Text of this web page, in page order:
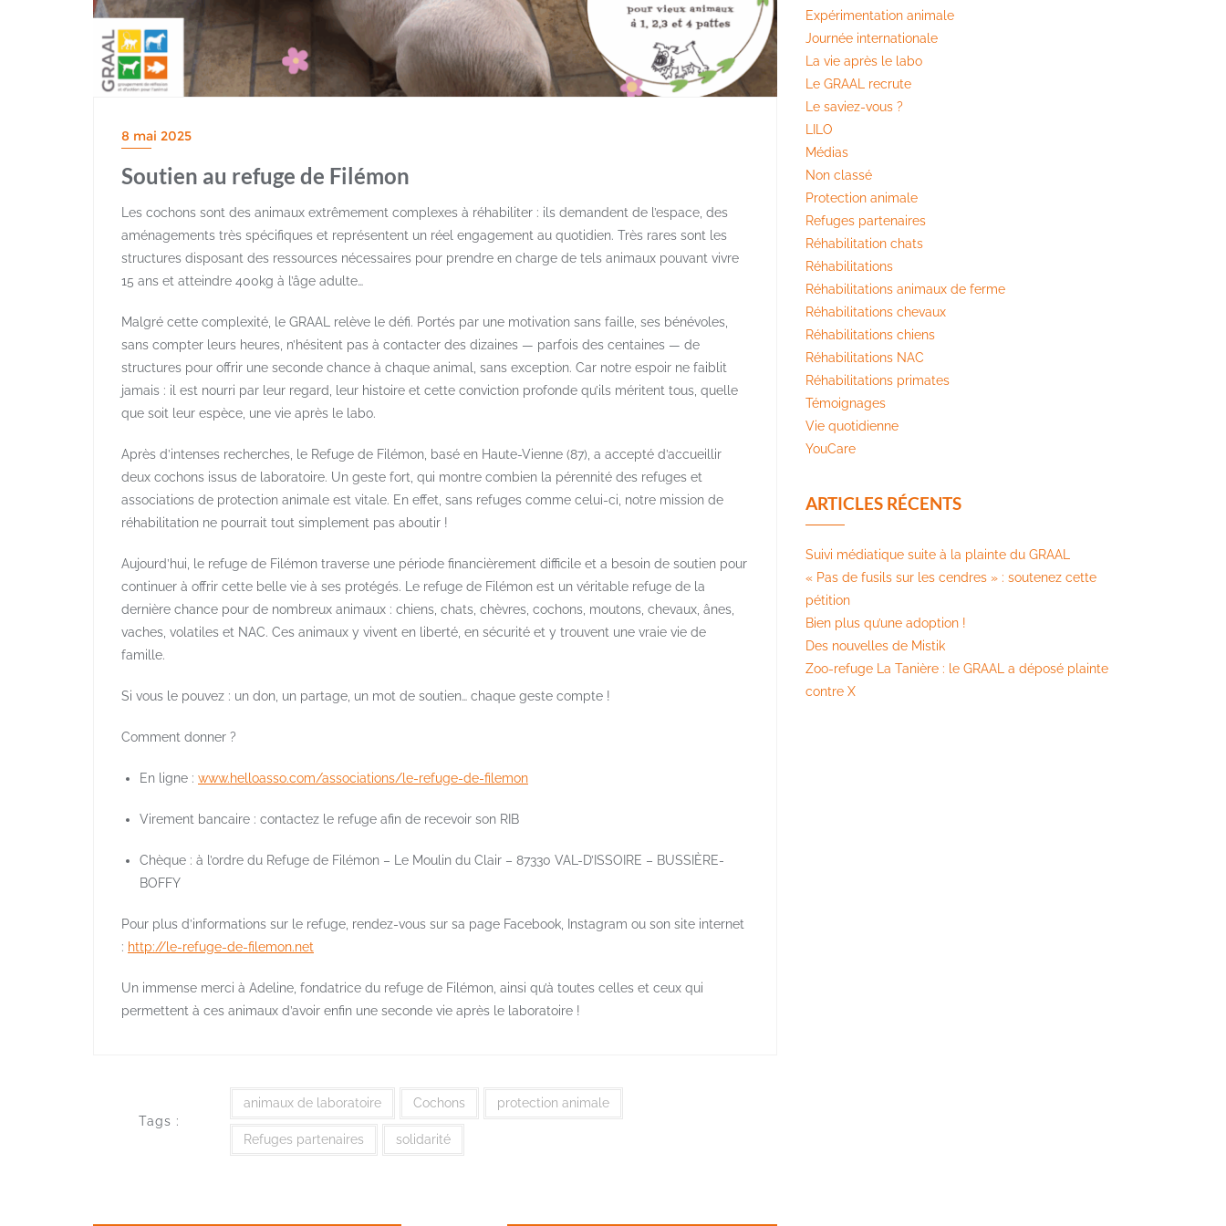
8 mai 2025
Soutien au refuge de Filémon
Les cochons sont des animaux extrêmement complexes à réhabiliter : ils demandent de l’espace, des
aménagements très spécifiques et représentent un réel engagement au quotidien. Très rares sont les
structures disposant des ressources nécessaires pour prendre en charge de tels animaux pouvant vivre
15 ans et atteindre 400kg à l’âge adulte…
Malgré cette complexité, le GRAAL relève le défi. Portés par une motivation sans faille, ses bénévoles,
sans compter leurs heures, n’hésitent pas à contacter des dizaines — parfois des centaines — de
structures pour offrir une seconde chance à chaque animal, sans exception. Car notre espoir ne faiblit
jamais : il est nourri par leur regard, leur histoire et cette conviction profonde qu’ils méritent tous, quelle
que soit leur espèce, une vie après le labo.
Après d’intenses recherches, le Refuge de Filémon, basé en Haute-Vienne (87), a accepté d’accueillir
deux cochons issus de laboratoire. Un geste fort, qui montre combien la pérennité des refuges et
associations de protection animale est vitale. En effet, sans refuges comme celui-ci, notre mission de
réhabilitation ne pourrait tout simplement pas aboutir !
Aujourd’hui, le refuge de Filémon traverse une période financièrement difficile et a besoin de soutien pour
continuer à offrir cette belle vie à ses protégés. Le refuge de Filémon est un véritable refuge de la
dernière chance pour de nombreux animaux : chiens, chats, chèvres, cochons, moutons, chevaux, ânes,
vaches, volatiles et NAC. Ces animaux y vivent en liberté, en sécurité et y trouvent une vraie vie de
famille.
Si vous le pouvez : un don, un partage, un mot de soutien… chaque geste compte !
Comment donner ?
En ligne : www.helloasso.com/associations/le-refuge-de-filemon
Virement bancaire : contactez le refuge afin de recevoir son RIB
Chèque : à l’ordre du Refuge de Filémon – Le Moulin du Clair – 87330 VAL-D’ISSOIRE – BUSSIÈRE-
BOFFY
Pour plus d’informations sur le refuge, rendez-vous sur sa page Facebook, Instagram ou son site internet
: http://le-refuge-de-filemon.net
Un immense merci à Adeline, fondatrice du refuge de Filémon, ainsi qu’à toutes celles et ceux qui
permettent à ces animaux d’avoir enfin une seconde vie après le laboratoire !
Tags :
animaux de laboratoire Cochons protection animale
Refuges partenaires solidarité
Expérimentation animale
Journée internationale
La vie après le labo
Le GRAAL recrute
Le saviez-vous ?
LILO
Médias
Non classé
Protection animale
Refuges partenaires
Réhabilitation chats
Réhabilitations
Réhabilitations animaux de ferme
Réhabilitations chevaux
Réhabilitations chiens
Réhabilitations NAC
Réhabilitations primates
Témoignages
Vie quotidienne
YouCare
ARTICLES RÉCENTS
Suivi médiatique suite à la plainte du GRAAL
« Pas de fusils sur les cendres » : soutenez cette
pétition​
Bien plus qu’une adoption !
Des nouvelles de Mistik
Zoo-refuge La Tanière : le GRAAL a déposé plainte
contre X